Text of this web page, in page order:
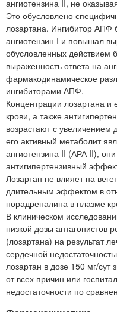
ангиотензина II, не
Это обусловлено
лозартана. Ингибитор АПФ
ангиотензин I и повышал
обусловленных действием
выраженность ответа на
фармакодинамическое
ингибиторами АПФ.
Концентрации лозартана и
крови, а также
возрастают с увеличением
его активный метаболит
ангиотензина II (АРА II),
антигипертензивный
Лозартан не влияет на
длительным эффектом в
норадреналина в плазме
В клиническом
низкой дозы антагонистов
(лозартана) на результат
сердечной
лозартан в дозе 150 мг/сут
от всех причин или
недостаточности по